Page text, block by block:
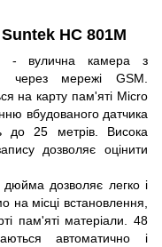
HC 801M
- вулична камера з
через мережі GSM.
на карту пам'яті Micro
вбудованого датчика
до 25 метрів. Висока
дозволяє оцінити
дозволяє легко і
на місці встановлення,
пам'яті матеріали. 48
автоматично і